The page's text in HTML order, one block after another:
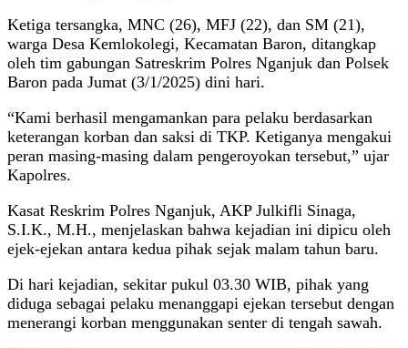
Ketiga tersangka, MNC (26), MFJ (22), dan SM (21),
warga Desa Kemlokolegi, Kecamatan Baron, ditangkap
oleh tim gabungan Satreskrim Polres Nganjuk dan Polsek
Baron pada Jumat (3/1/2025) dini hari.
“Kami berhasil mengamankan para pelaku berdasarkan
keterangan korban dan saksi di TKP. Ketiganya mengakui
peran masing-masing dalam pengeroyokan tersebut,” ujar
Kapolres.
Kasat Reskrim Polres Nganjuk, AKP Julkifli Sinaga,
S.I.K., M.H., menjelaskan bahwa kejadian ini dipicu oleh
ejek-ejekan antara kedua pihak sejak malam tahun baru.
Di hari kejadian, sekitar pukul 03.30 WIB, pihak yang
diduga sebagai pelaku menanggapi ejekan tersebut dengan
menerangi korban menggunakan senter di tengah sawah.